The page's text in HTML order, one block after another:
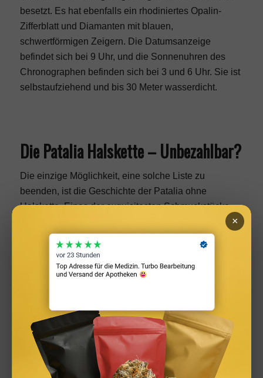
besetzt. Es hat ebenfalls ein rhodiniertes Opalin-
Zifferblatt und Diamanten mit blauen,
schwertförmigen Zeigern. Die Datumsanzeige
befindet sich bei 9 Uhr, und die Sonnenuhren des
Chronographen befinden sich bei 3 und 6 Uhr. Sie ist
selbstaufziehend und bis 30 Meter wasserdicht.
Die Patalia Halskette – Unbezahlbar?
Die einzige Möglichkeit, eine solche Liste zu
beenden, ist die Geschichte der Patalia ohne
Halskette. Eines der exquisitesten Schmuckstücke,
Cartier es produziert hat, sollte nicht überraschen. Die
Halskette enthielt Rubine, fast 3.000 Diamanten und
7 riesige Diamanten von 18 bis 73 Karat pro Stück.
einen weiteren Diamanten, einen riesigen gelben
Diamanten, der als der Beers-Diamant bekannt ist.
Dies ist der siebtgrößte Diamant, der je aufgezeichnet
wurde.
×